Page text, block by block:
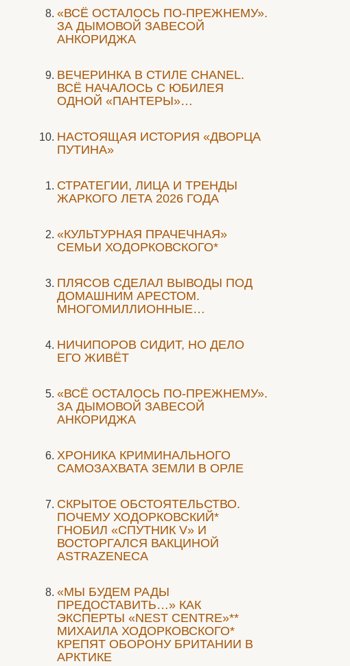
«ВСЁ ОСТАЛОСЬ ПО-ПРЕЖНЕМУ».
ЗА ДЫМОВОЙ ЗАВЕСОЙ
АНКОРИДЖА
ВЕЧЕРИНКА В СТИЛЕ СHANEL.
ВСЁ НАЧАЛОСЬ С ЮБИЛЕЯ
ОДНОЙ «ПАНТЕРЫ»…
НАСТОЯЩАЯ ИСТОРИЯ «ДВОРЦА
ПУТИНА»
СТРАТЕГИИ, ЛИЦА И ТРЕНДЫ
ЖАРКОГО ЛЕТА 2026 ГОДА
«КУЛЬТУРНАЯ ПРАЧЕЧНАЯ»
СЕМЬИ ХОДОРКОВСКОГО*
ПЛЯСОВ СДЕЛАЛ ВЫВОДЫ ПОД
ДОМАШНИМ АРЕСТОМ.
МНОГОМИЛЛИОННЫЕ…
НИЧИПОРОВ СИДИТ, НО ДЕЛО
ЕГО ЖИВЁТ
«ВСЁ ОСТАЛОСЬ ПО-ПРЕЖНЕМУ».
ЗА ДЫМОВОЙ ЗАВЕСОЙ
АНКОРИДЖА
ХРОНИКА КРИМИНАЛЬНОГО
САМОЗАХВАТА ЗЕМЛИ В ОРЛЕ
СКРЫТОЕ ОБСТОЯТЕЛЬСТВО.
ПОЧЕМУ ХОДОРКОВСКИЙ*
ГНОБИЛ «СПУТНИК V» И
ВОСТОРГАЛСЯ ВАКЦИНОЙ
ASTRAZENECA
«МЫ БУДЕМ РАДЫ
ПРЕДОСТАВИТЬ…» КАК
ЭКСПЕРТЫ «NEST CENTRE»**
МИХАИЛА ХОДОРКОВСКОГО*
КРЕПЯТ ОБОРОНУ БРИТАНИИ В
АРКТИКЕ